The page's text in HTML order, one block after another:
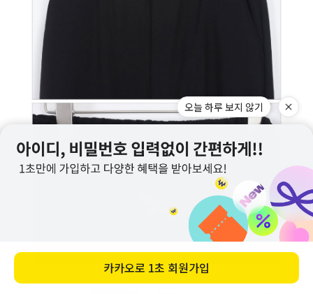
오늘 하루 보지 않기
카카오로 1초 회원가입